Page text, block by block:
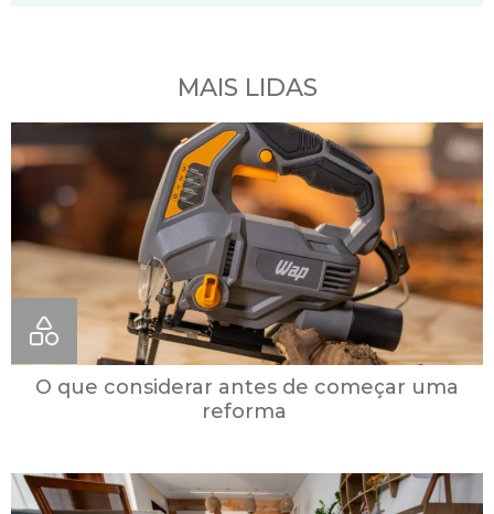
MAIS LIDAS
O que considerar antes de começar uma
reforma